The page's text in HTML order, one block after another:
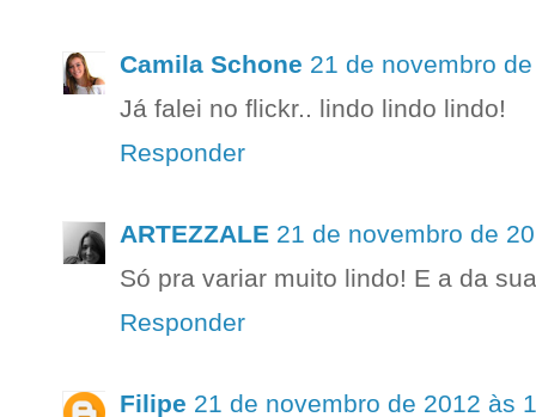
Camila Schone 21 de novembro
Já falei no flickr.. lindo lindo lindo!
Responder
ARTEZZALE 21 de novembro de
Só pra variar muito lindo! E a da
Responder
Filipe 21 de novembro de 2012 às